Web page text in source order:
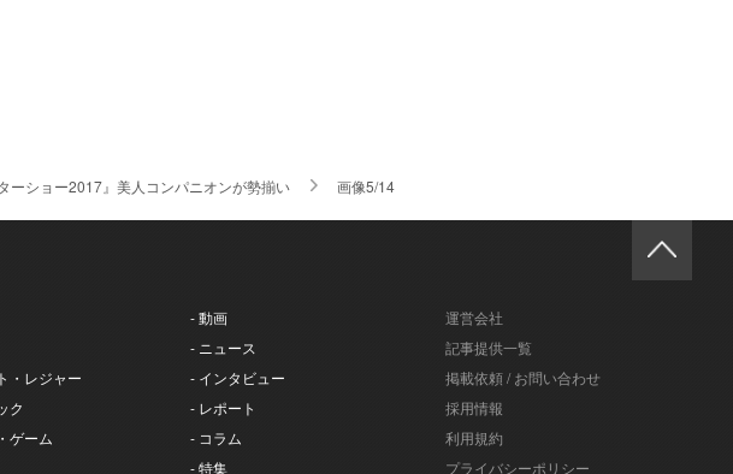
ーショー2017』美人コンパニオンが勢揃い 画像5/14
・レジャー
ク
ゲーム
- 動画
- ニュース
- インタビュー
- レポート
- コラム
- 特集
運営会社
記事提供一覧
掲載依頼 / お問い合わせ
採用情報
利用規約
プライバシーポリシー